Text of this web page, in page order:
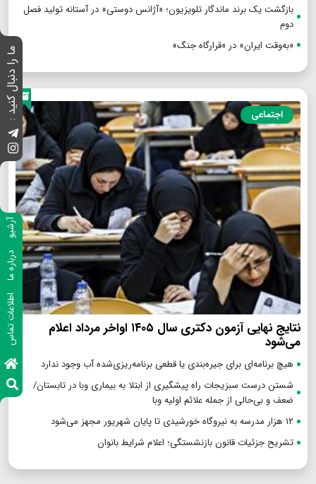
ما را دنبال کنید :
آرشیو
درباره ما
اطلاعات تماس
بازگشت یک برند ماندگار تلویزیون؛ «آژانس دوستی» در آستانه تولید فصل
دوم
«به‌وقت ایران» در «قرارگاه جنگ»
اجتماعی
نتایج نهایی آزمون دکتری سال ۱۴۰۵ اواخر مرداد اعلام
می‌شود
هیچ برنامه‌ای برای جیره‌بندی یا قطعی برنامه‌ریزی‌شده آب وجود ندارد
شستن درست سبزیجات راه پیشگیری از ابتلا به بیماری وبا در تابستان/
ضعف و بی‌حالی از جمله علائم اولیه وبا
۱۲ هزار مدرسه به نیروگاه‌ خورشیدی تا پایان شهریور مجهز می‌شود
تشریح جزئیات قانون بازنشستگی؛ اعلام شرایط بانوان